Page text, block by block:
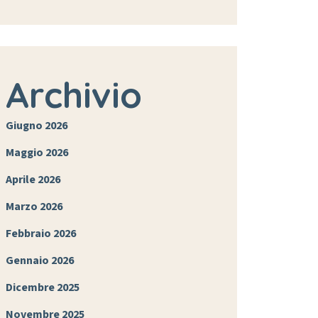
Archivio
Giugno 2026
Maggio 2026
Aprile 2026
Marzo 2026
Febbraio 2026
Gennaio 2026
Dicembre 2025
Novembre 2025